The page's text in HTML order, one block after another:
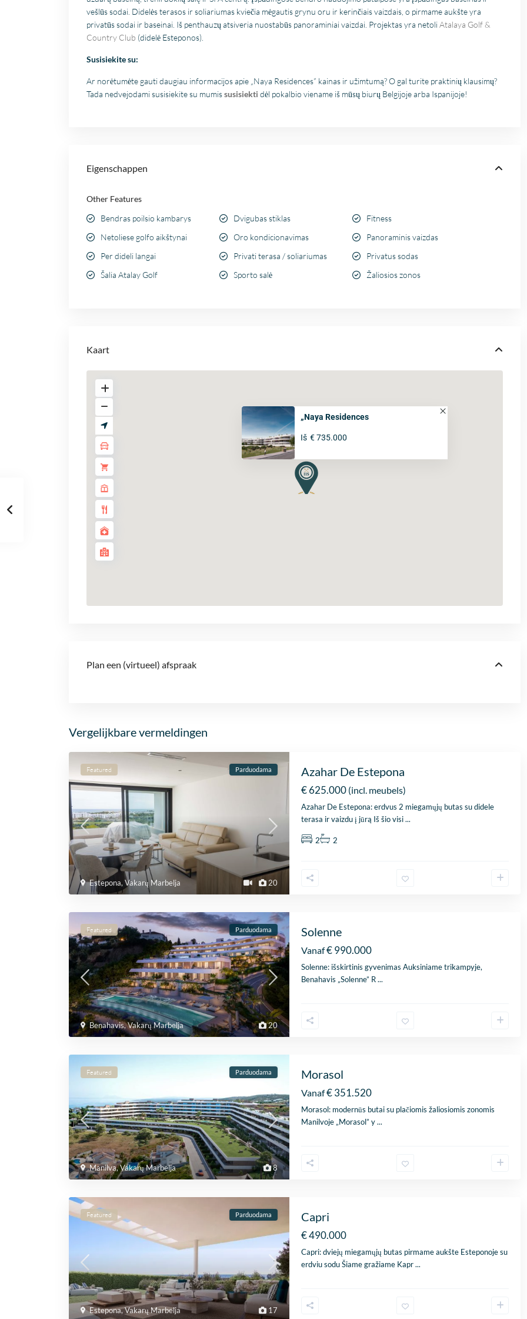
vešlūs sodai. Didelės terasos ir soliariumas kviečia mėgautis grynu oru ir kerinčiais vaizdais, o pirmame aukšte yra
privatūs sodai ir baseinai. Iš penthauzų atsiveria nuostabūs panoraminiai vaizdai. Projektas yra netoliAtalaya Golf &
Country Club (didelė Esteponos).
Susisiekite su:
Ar norėtumėte gauti daugiau informacijos apie „Naya Residences” kainas ir užimtumą? O gal turite praktinių klausimų?
Tada nedvejodami susisiekite su mumissusisiekti dėl pokalbio viename iš mūsų biurų Belgijoje arba Ispanijoje!
Eigenschappen
Other Features
Bendras poilsio kambarys
Dvigubas stiklas
Fitness
Netoliese golfo aikštynai
Oro kondicionavimas
Panoraminis vaizdas
Per dideli langai
Privati ​​terasa / soliariumas
Privatus sodas
Šalia Atalay Golf
Sporto salė Žaliosios zonos
Kaart
„Naya Residences
Iš € 735.000
Plan een (virtueel) afspraak
Vergelijkbare vermeldingen
20
Estepona, Vakarų Marbelja
Featured Parduodama Azahar De Estepona
€ 625.000 (incl. meubels)
Azahar De Estepona: erdvus 2 miegamųjų butas su didele
terasa ir vaizdu į jūrą Iš šio visi...
2 2
20
Benahavis,Vakarų Marbelja
Featured Parduodama Solenne
Vanaf€ 990.000
Solenne: išskirtinis gyvenimas Auksiniame trikampyje,
Benahavis „Solenne” R...
8
Manilva,Vakarų Marbelja
Featured Parduodama Morasol
Vanaf€ 351.520
Morasol: modernūs butai su plačiomis žaliosiomis zonomis
Manilvoje „Morasol” y...
17
Estepona,Vakarų Marbelja
Featured Parduodama Capri
€ 490.000
Capri: dviejų miegamųjų butas pirmame aukšte Esteponoje su
erdviu sodu Šiame gražiame Kapr...
in kaart te brengen.
Stijn, mijn
vastgoedmakelaar, heb
communicatie
probleemloos. Alles
perfect, alleen maar lof!
Fien
28 April
2026